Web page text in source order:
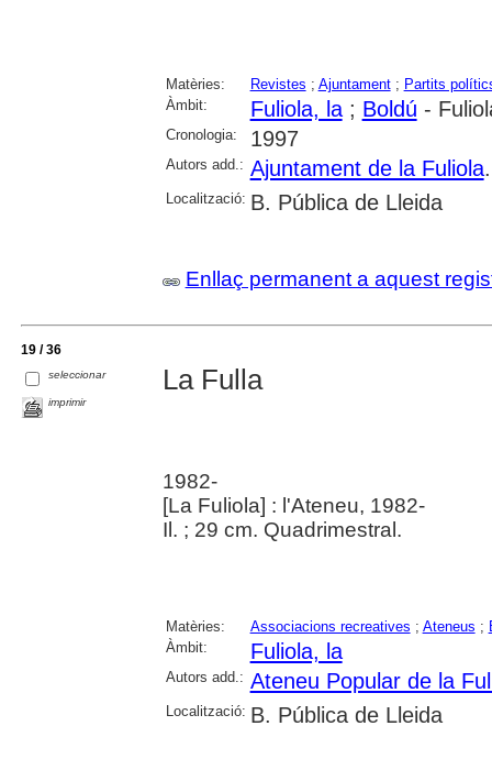
Matèries: Revistes ; Ajuntament; Partits
Àmbit:
Fuliola, la; Boldú -
Cronologia: 1997
Autors add.: Ajuntament de la Fuliola
Localització: B. Pública de Lleida
Enllaç permanent a aquest
19 / 36
seleccionar
imprimir
La Fulla
1982-
[La Fuliola] : l'Ateneu, 1982-
Il. ; 29 cm. Quadrimestral.
Matèries: Associacions recreatives ; Ateneus ;
Àmbit:
Fuliola, la
Autors add.: Ateneu Popular de la
Localització: B. Pública de Lleida